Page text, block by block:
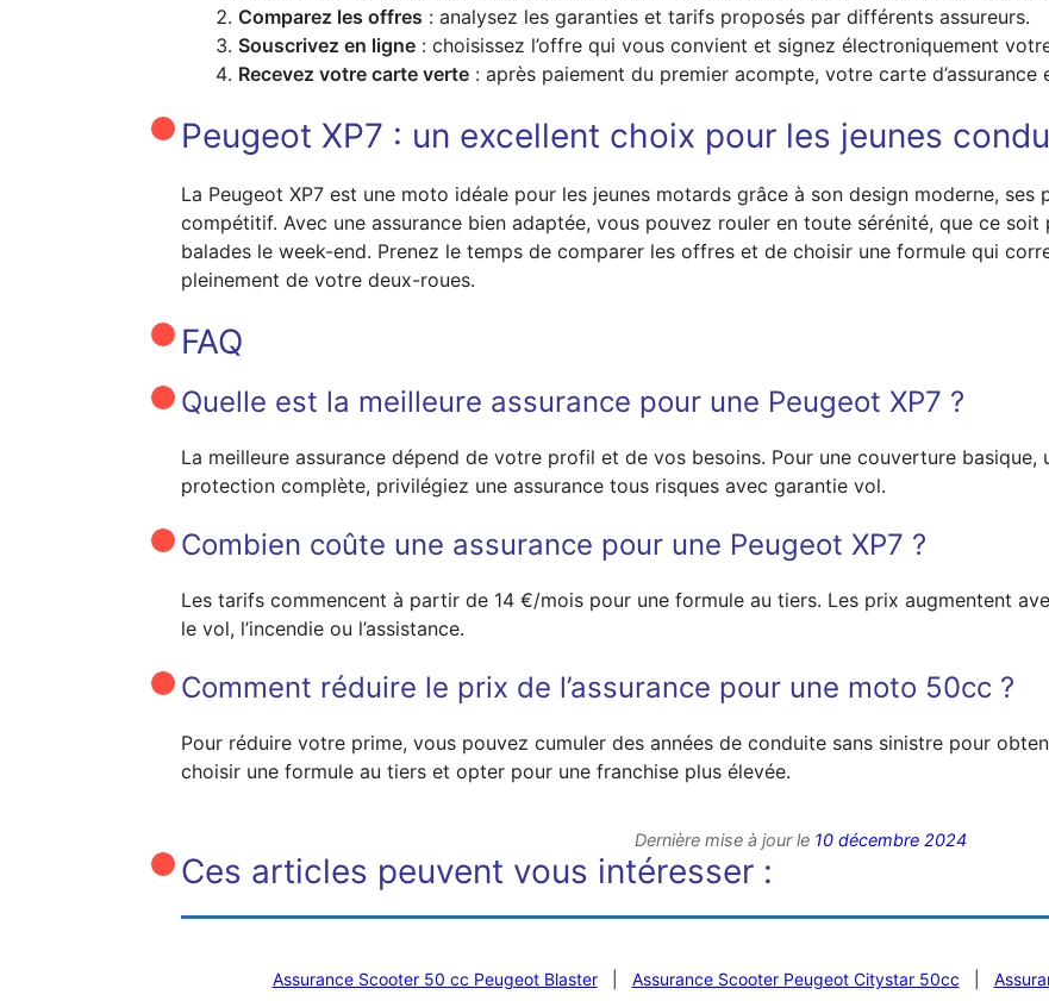
Comparez les offres : analysez les garanties et tarifs proposés par différents assureurs.
Souscrivez en ligne : choisissez l’offre qui vous convient et signez électroniquement
Recevez votre carte verte : après paiement du premier acompte, votre carte d’assurance
Peugeot XP7 : un excellent choix pour les jeunes
La Peugeot XP7 est une moto idéale pour les jeunes motards grâce à son design moderne,
compétitif. Avec une assurance bien adaptée, vous pouvez rouler en toute sérénité, que ce
balades le week-end. Prenez le temps de comparer les offres et de choisir une formule qui
pleinement de votre deux-roues.
FAQ
Quelle est la meilleure assurance pour une Peugeot XP7 ?
La meilleure assurance dépend de votre profil et de vos besoins. Pour une couverture basique,
protection complète, privilégiez une assurance tous risques avec garantie vol.
Combien coûte une assurance pour une Peugeot XP7 ?
Les tarifs commencent à partir de 14 €/mois pour une formule au tiers. Les prix augmentent
le vol, l’incendie ou l’assistance.
Comment réduire le prix de l’assurance pour une moto 50cc ?
Pour réduire votre prime, vous pouvez cumuler des années de conduite sans sinistre pour
choisir une formule au tiers et opter pour une franchise plus élevée.
Dernière mise à jour le 10 décembre 2024
Ces articles peuvent vous intéresser :
Assurance Scooter 50 cc Peugeot Blaster Assurance Scooter Peugeot Citystar 50cc